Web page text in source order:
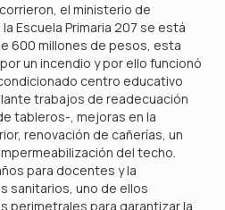
el ministerio de
Escuela Primaria 207 se está
600 millones de pesos, esta
un incendio y por ello funcionó
centro educativo
trabajos de readecuación
tableros-, mejoras en la
renovación de cañerías, un
del techo.
para docentes y la
sanitarios, uno de ellos
perimetrales para garantizar la